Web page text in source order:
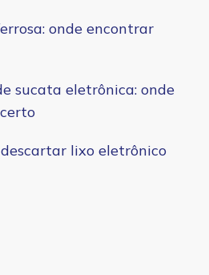
onde encontrar
sucata eletrônica: onde
lixo eletrônico